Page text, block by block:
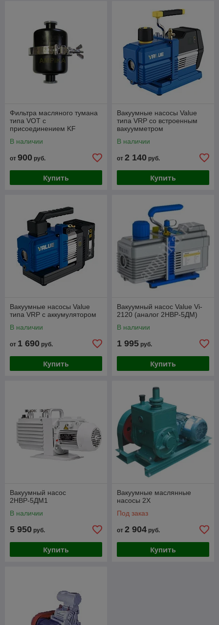
Фильтра масляного тумана
типа VOT с
присоединением KF
В наличии
от 900 руб.
Купить
Вакуумные насосы Value
типа VRP cо встроенным
вакуумметром
В наличии
от 2 140 руб.
Купить
Вакуумные насосы Value
типа VRP c аккумулятором
В наличии
от 1 690 руб.
Купить
Вакуумный насос Value Vi-
2120 (аналог 2НВР-5ДМ)
В наличии
1 995 руб.
Купить
Вакуумный насос
2НВР-5ДМ1
В наличии
5 950 руб.
Купить
Вакуумные маслянные
насосы 2X
Под заказ
от 2 904 руб.
Купить